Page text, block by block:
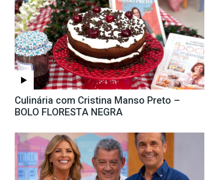
Culinária com Cristina Manso Preto –
BOLO FLORESTA NEGRA